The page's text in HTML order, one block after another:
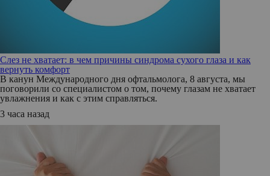
Слез не хватает: в чем причины синдрома сухого глаза и как
вернуть комфорт
В канун Международного дня офтальмолога, 8 августа, мы
поговорили со специалистом о том, почему глазам не хватает
увлажнения и как с этим справляться.
3 часа назад